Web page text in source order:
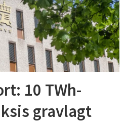
10 TWh-
gravlagt